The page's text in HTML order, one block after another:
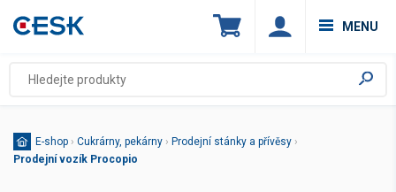
MENU
E-shop › Cukrárny, pekárny › Prodejní stánky a přívěsy ›
Prodejní vozík Procopio